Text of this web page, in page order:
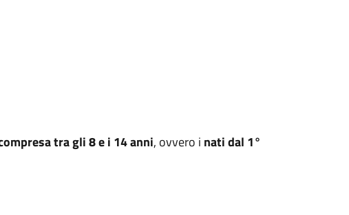
tra gli 8 e i 14 anni, ovvero i nati dal 1°